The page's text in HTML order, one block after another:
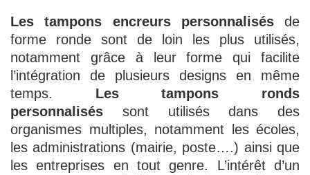
Lestampons encreurs personnalisés de
forme ronde sont de loin les plus utilisés,
notamment grâce à leur forme qui facilite
l’intégration de plusieurs designs en même
temps. Les tampons ronds
personnalisés sont utilisés dans des
organismes multiples, notamment les écoles,
les administrations (mairie, poste….) ainsi que
les entreprises en tout genre. L’intérêt d’un